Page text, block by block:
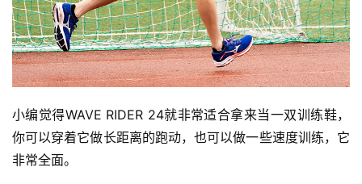
小编觉得WAVE RIDER 24就非常适合拿来当一双训练鞋，
你可以穿着它做长距离的跑动，也可以做一些速度训练，它
非常全面。